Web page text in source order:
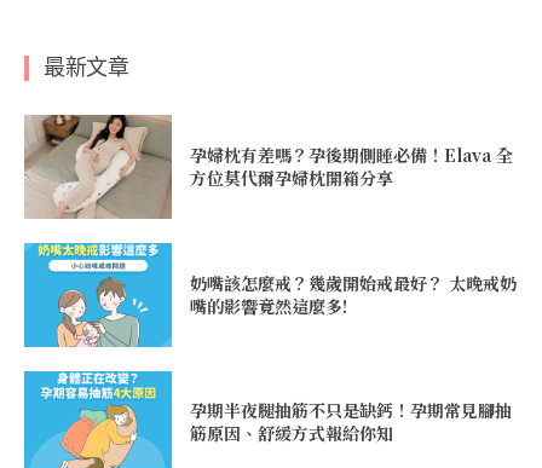
最新文章
孕婦枕有差嗎？孕後期側睡必備！Elava 全
方位莫代爾孕婦枕開箱分享
奶嘴該怎麼戒？幾歲開始戒最好？ 太晚戒奶
嘴的影響竟然這麼多!
孕期半夜腿抽筋不只是缺鈣！孕期常見腳抽
筋原因、舒緩方式報給你知